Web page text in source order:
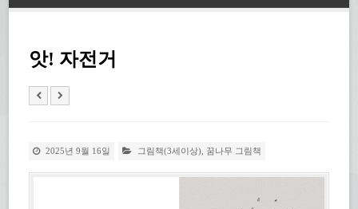
앗! 자전거
2025년 9월 16일 그림책(3세이상) 꿈나무 그림책